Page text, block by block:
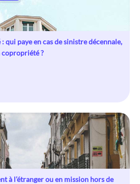
qui paye en cas de sinistre décennale,
copropriété ?
à l’étranger ou en mission hors de